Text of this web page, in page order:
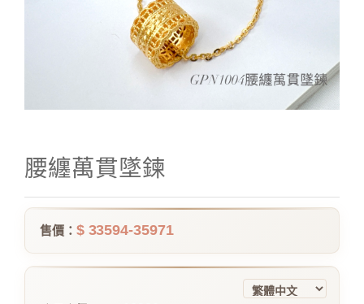
腰纏萬貫墜鍊
售價： $ 33594-35971